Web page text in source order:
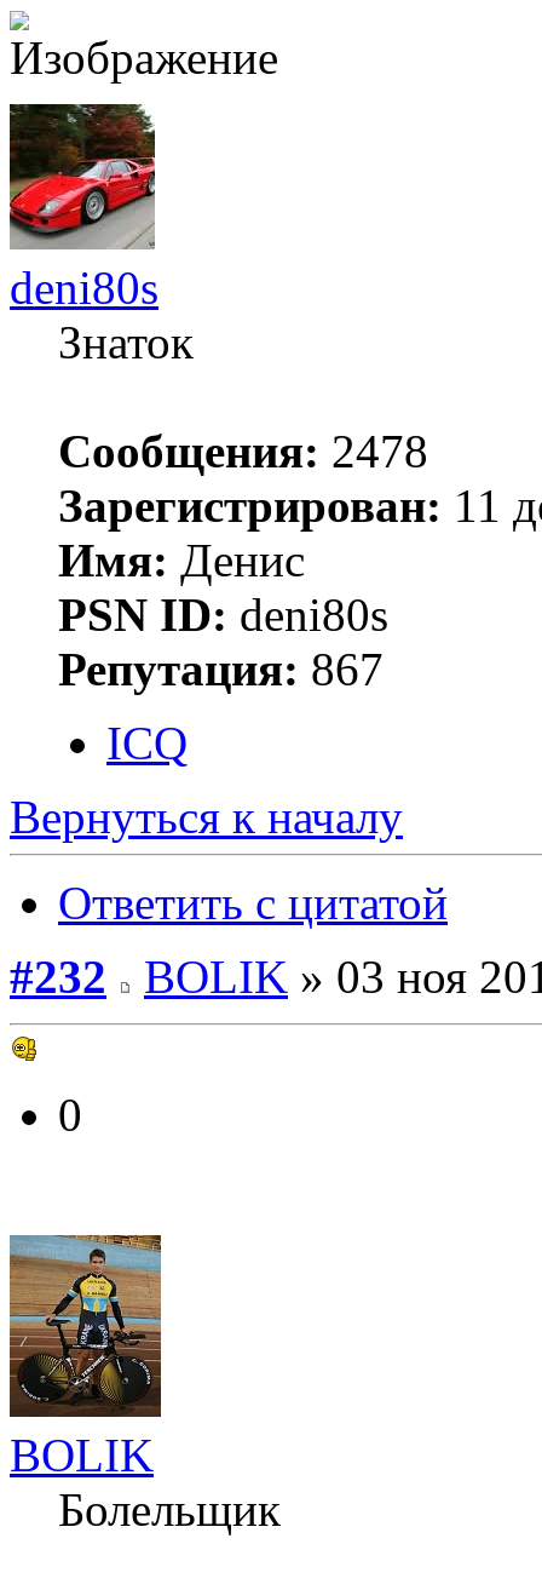
deni80s
Знаток
Сообщения: 2478
Зарегистрирован: 11
Имя: Денис
PSN ID: deni80s
Репутация: 867
ICQ
Вернуться к началу
Ответить с цитатой
#232
BOLIK » 03 ноя
0
BOLIK
Болельщик